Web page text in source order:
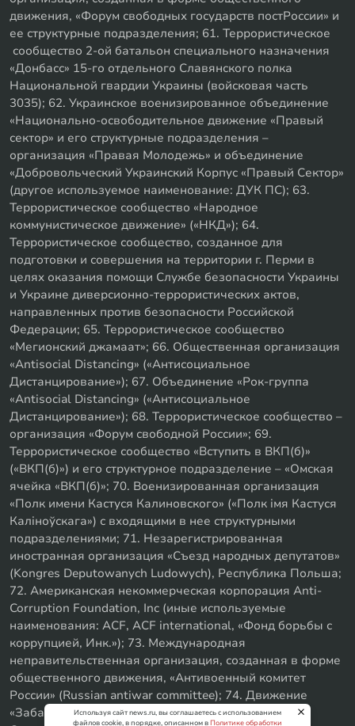
движения, «Форум свободных государств постРоссии» и
ее структурные подразделения; 61. Террористическое
сообщество 2-ой батальон специального назначения
«Донбасс» 15-го отдельного Славянского полка
Национальной гвардии Украины (войсковая часть
3035); 62. Украинское военизированное объединение
«Национально-освободительное движение «Правый
сектор» и его структурные подразделения –
организация «Правая Молодежь» и объединение
«Добровольческий Украинский Корпус «Правый Сектор»
(другое используемое наименование: ДУК ПС); 63.
Террористическое сообщество «Народное
коммунистическое движение» («НКД»); 64.
Террористическое сообщество, созданное для
подготовки и совершения на территории г. Перми в
целях оказания помощи Службе безопасности Украины
и Украине диверсионно-террористических актов,
направленных против безопасности Российской
Федерации; 65. Террористическое сообщество
«Мегионский джамаат»; 66. Общественная организация
«Antisocial Distancing» («Антисоциальное
Дистанцирование»); 67. Объединение «Рок-группа
«Antisocial Distancing» («Антисоциальное
Дистанцирование»); 68. Террористическое сообщество –
организация «Форум свободной России»; 69.
Террористическое сообщество «Вступить в ВКП(б)»
(«ВКП(б)») и его структурное подразделение – «Омская
ячейка «ВКП(б)»; 70. Военизированная организация
«Полк имени Кастуся Калиновского» («Полк iмя Кастуся
Калiноўскага») с входящими в нее структурными
подразделениями; 71. Незарегистрированная
иностранная организация «Съезд народных депутатов»
(Kongres Deputowanych Ludowych), Республика Польша;
72. Американская некоммерческая корпорация Anti-
Corruption Foundation, Inc (иные используемые
наименования: ACF, ACF international, «Фонд борьбы с
коррупцией, Инк.»); 73. Международная
неправительственная организация, созданная в форме
общественного движения, «Антивоенный комитет
России» (Russian antiwar committee); 74. Движение
«Забайкальское левое объединение»; 75. «SxE
Используя сайт news.ru, вы соглашаетесь с использованием
файлов cookie, в порядке, описанном вПолитике обработки